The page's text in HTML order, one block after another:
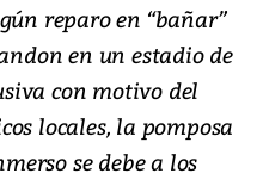
reparo en “bañar”
en un estadio de
con motivo del
locales, la pomposa
se debe a los